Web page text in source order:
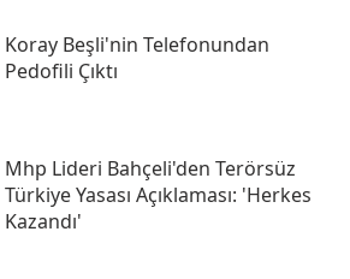
Koray Beşli'nin Telefonundan
Pedofili Çıktı
Mhp Lideri Bahçeli'den Terörsüz
Türkiye Yasası Açıklaması: 'herkes
Kazandı'